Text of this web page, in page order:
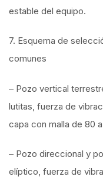
estable del equipo.
7. Esquema de
comunes
– Pozo vertical
lutitas, fuerza de
capa con malla de 80 a
– Pozo direccional y
elíptico, fuerza de